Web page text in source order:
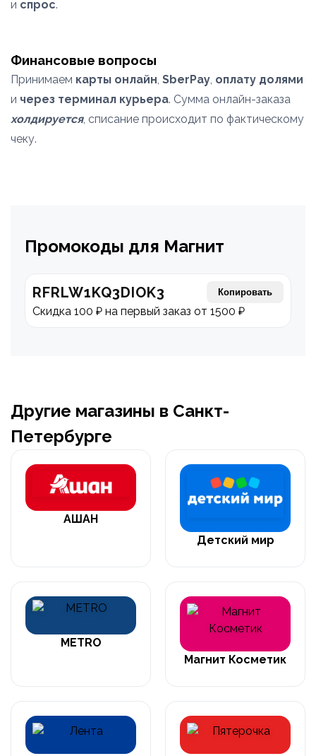
и спрос.
Финансовые вопросы
Принимаем карты онлайн, SberPay, оплату долями
и через терминал курьера. Сумма онлайн-заказа
холдируется, списание происходит по фактическому
чеку.
Промокоды для Магнит
RFRLW1KQ3DIOK3 Копировать
Скидка 100 ₽ на первый заказ от 1500 ₽
Другие магазины в Санкт-
Петербурге
АШАН
Детский мир
METRO
Магнит Косметик